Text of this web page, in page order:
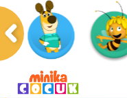
Anasayfa